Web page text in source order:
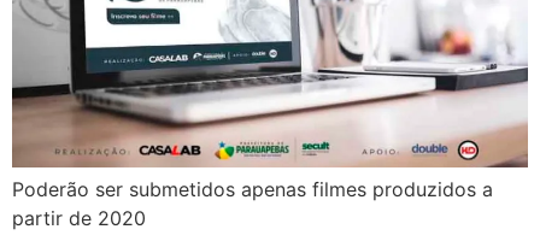
Poderão ser submetidos apenas filmes produzidos a
partir de 2020